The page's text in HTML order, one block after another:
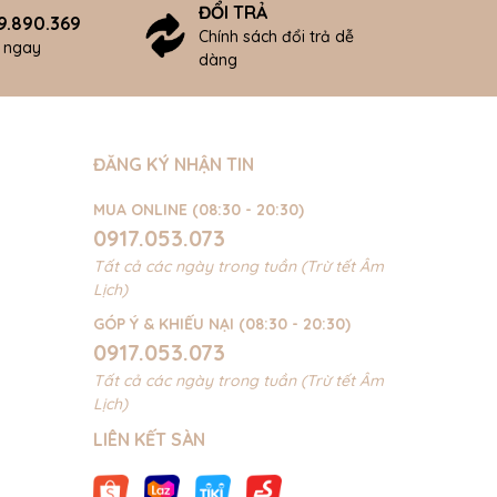
ĐỔI TRẢ
Chính sách đổi trả dễ
dàng
ĐĂNG KÝ NHẬN TIN
MUA ONLINE (08:30 - 20:30)
0917.053.073
Tất cả các ngày trong tuần (Trừ tết Âm
Lịch)
GÓP Ý & KHIẾU NẠI (08:30 - 20:30)
0917.053.073
Tất cả các ngày trong tuần (Trừ tết Âm
Lịch)
LIÊN KẾT SÀN